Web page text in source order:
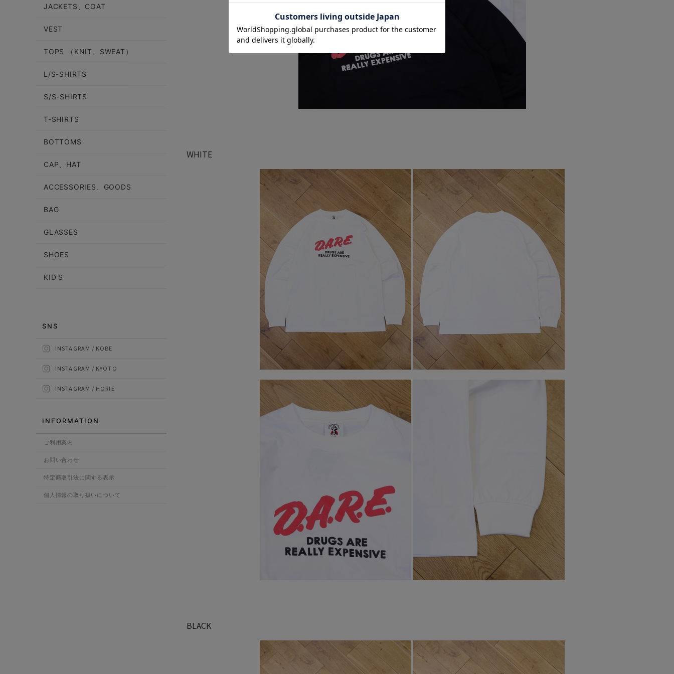
WHITE
BLACK
JACKETS、COAT
VEST
TOPS （KNIT、SWEAT）
L/S-SHIRTS
S/S-SHIRTS
T-SHIRTS
BOTTOMS
CAP、HAT
ACCESSORIES、GOODS
BAG
GLASSES
SHOES
KID'S
SNS
INSTAGRAM / KOBE
INSTAGRAM / KYOTO
INSTAGRAM / HORIE
INFORMATION
ご利用案内
お問い合わせ
特定商取引法に関する表示
個人情報の取り扱いについて